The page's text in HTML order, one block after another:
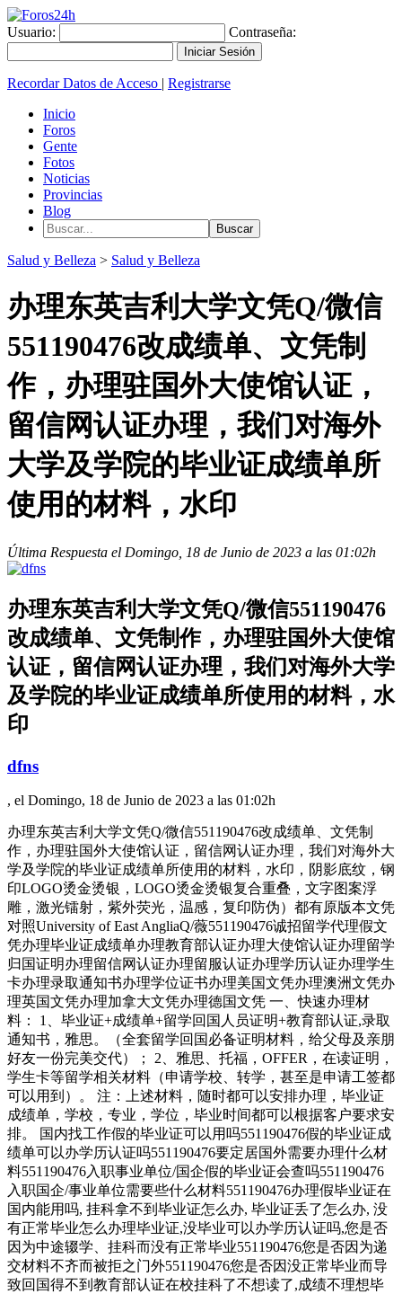
Usuario: Contraseña:
Recordar Datos de Acceso | Registrarse
Inicio
Foros
Gente
Fotos
Noticias
Provincias
Blog
Salud y Belleza > Salud y Belleza
办理东英吉利大学文凭Q/微信
551190476改成绩单、文凭制
作，办理驻国外大使馆认证，
留信网认证办理，我们对海外
大学及学院的毕业证成绩单所
使用的材料，水印
Última Respuesta el Domingo, 18 de Junio de 2023 a las 01:02h
办理东英吉利大学文凭Q/微信551190476
改成绩单、文凭制作，办理驻国外大使馆
认证，留信网认证办理，我们对海外大学
及学院的毕业证成绩单所使用的材料，水
印
dfns
, el Domingo, 18 de Junio de 2023 a las 01:02h
办理东英吉利大学文凭Q/微信551190476改成绩单、文凭制
作，办理驻国外大使馆认证，留信网认证办理，我们对海外大
学及学院的毕业证成绩单所使用的材料，水印，阴影底纹，钢
印LOGO烫金烫银，LOGO烫金烫银复合重叠，文字图案浮
雕，激光镭射，紫外荧光，温感，复印防伪）都有原版本文凭
对照University of East AngliaQ/薇551190476诚招留学代理假文
凭办理毕业证成绩单办理教育部认证办理大使馆认证办理留学
归国证明办理留信网认证办理留服认证办理学历认证办理学生
卡办理录取通知书办理学位证书办理美国文凭办理澳洲文凭办
理英国文凭办理加拿大文凭办理德国文凭 一、快速办理材
料： 1、毕业证+成绩单+留学回国人员证明+教育部认证,录取
通知书，雅思。（全套留学回国必备证明材料，给父母及亲朋
好友一份完美交代）； 2、雅思、托福，OFFER，在读证明，
学生卡等留学相关材料（申请学校、转学，甚至是申请工签都
可以用到）。 注：上述材料，随时都可以安排办理，毕业证
成绩单，学校，专业，学位，毕业时间都可以根据客户要求安
排。 国内找工作假的毕业证可以用吗551190476假的毕业证成
绩单可以办学历认证吗551190476要定居国外需要办理什么材
料551190476入职事业单位/国企假的毕业证会查吗551190476
入职国企/事业单位需要些什么材料551190476办理假毕业证在
国内能用吗, 挂科拿不到毕业证怎么办, 毕业证丢了怎么办, 没
有正常毕业怎么办理毕业证,没毕业可以办学历认证吗,您是否
因为中途辍学、挂科而没有正常毕业551190476您是否因为递
交材料不齐而被拒之门外551190476您是否因没正常毕业而导
致回国得不到教育部认证在校挂科了不想读了,成绩不理想毕